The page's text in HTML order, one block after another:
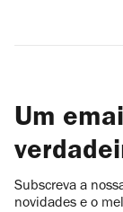
Um
Subscreva a
novidades e o